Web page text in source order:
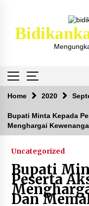
Breaking
Kejaksaan KSB Mulai
Sekongkang Bawah
2 tahun ago
Laporan Dugaan
Kec. Plampang, Polres
Proses Penyelidikan
4 minggu ago
Home 2020
Bupati Minta Kepada
Menghargai
Uncategorized
Bupati
Peserta
Dan